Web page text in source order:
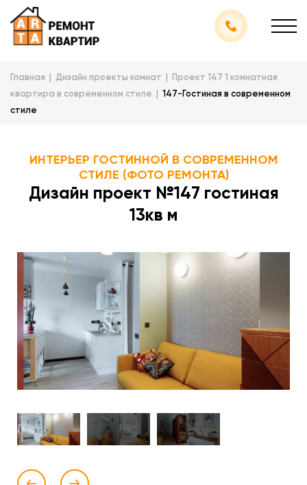
Главная Дизайн проекты комнат
Проект 147 1 комнатная
квартира в современном стиле
147-Гостиная в cовременном
стиле
ИНТЕРЬЕР ГОСТИННОЙ В СОВРЕМЕННОМ
СТИЛЕ (ФОТО РЕМОНТА)
Дизайн проект №147 гостиная
13кв м